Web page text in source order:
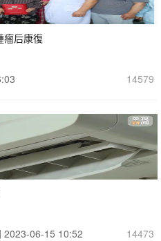
瘤后康復
14579
2023-06-15 10:52 14473